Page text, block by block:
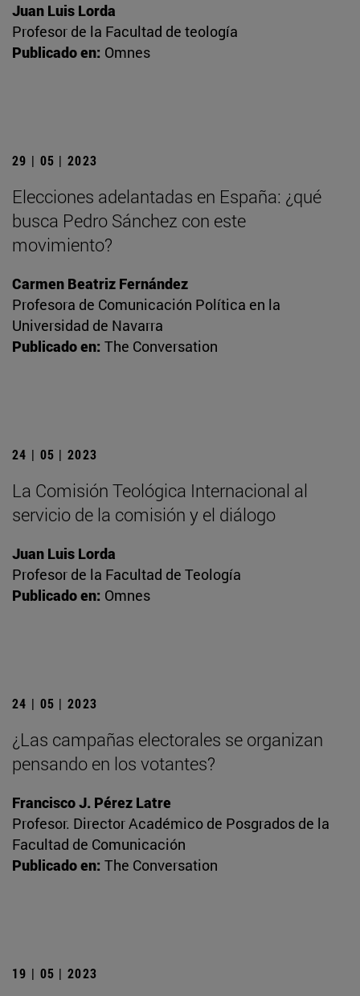
Juan Luis Lorda
Profesor de la Facultad de teología
Publicado en: Omnes
29 | 05 | 2023
Elecciones adelantadas en España: ¿qué
busca Pedro Sánchez con este
movimiento?
Carmen Beatriz Fernández
Profesora de Comunicación Política en la
Universidad de Navarra
Publicado en: The Conversation
24 | 05 | 2023
La Comisión Teológica Internacional al
servicio de la comisión y el diálogo
Juan Luis Lorda
Profesor de la Facultad de Teología
Publicado en: Omnes
24 | 05 | 2023
¿Las campañas electorales se organizan
pensando en los votantes?
Francisco J. Pérez Latre
Profesor. Director Académico de Posgrados de la
Facultad de Comunicación
Publicado en: The Conversation
19 | 05 | 2023